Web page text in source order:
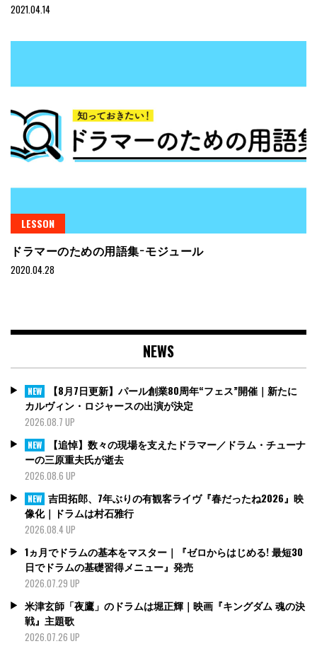
2021.04.14
LESSON
ドラマーのための用語集−モジュール
2020.04.28
NEWS
NEW
【8月7日更新】パール創業80周年“フェス”開催｜新たに
カルヴィン・ロジャースの出演が決定
2026.08.7 UP
NEW
【追悼】数々の現場を支えたドラマー／ドラム・チューナ
ーの三原重夫氏が逝去
2026.08.6 UP
NEW 吉田拓郎、7年ぶりの有観客ライヴ『春だったね2026』映
像化｜ドラムは村石雅行
2026.08.4 UP
1ヵ月でドラムの基本をマスター｜『ゼロからはじめる! 最短30
日でドラムの基礎習得メニュー』発売
2026.07.29 UP
米津玄師「夜鷹」のドラムは堀正輝｜映画『キングダム 魂の決
戦』主題歌
2026.07.26 UP